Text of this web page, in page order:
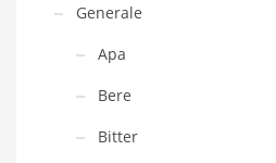
Generale
Apa
Bere
Bitter